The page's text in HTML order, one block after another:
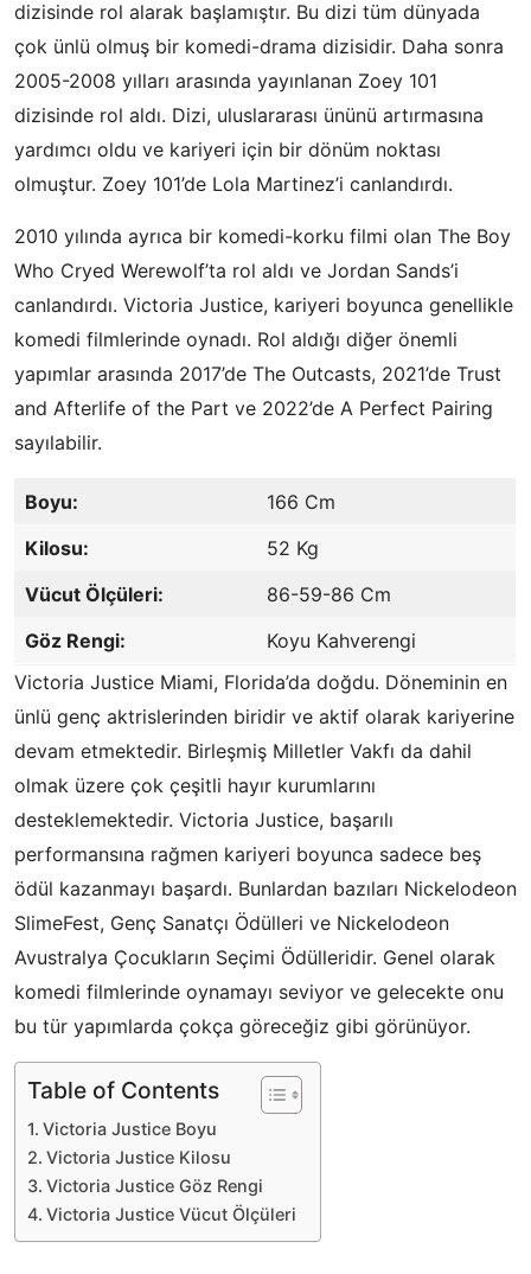
dizisinde rol alarak başlamıştır. Bu dizi tüm dünyada
çok ünlü olmuş bir komedi-drama dizisidir. Daha sonra
2005-2008 yılları arasında yayınlanan Zoey 101
dizisinde rol aldı. Dizi, uluslararası ününü artırmasına
yardımcı oldu ve kariyeri için bir dönüm noktası
olmuştur. Zoey 101’de Lola Martinez’i canlandırdı.
2010 yılında ayrıca bir komedi-korku filmi olan The Boy
Who Cryed Werewolf’ta rol aldı ve Jordan Sands’i
canlandırdı. Victoria Justice, kariyeri boyunca genellikle
komedi filmlerinde oynadı. Rol aldığı diğer önemli
yapımlar arasında 2017’de The Outcasts, 2021’de Trust
and Afterlife of the Part ve 2022’de A Perfect Pairing
sayılabilir.
Boyu:
166 Cm
Kilosu:
52 Kg
Vücut Ölçüleri:
86-59-86 Cm
Göz Rengi:
Koyu Kahverengi
Victoria Justice Miami, Florida’da doğdu. Döneminin en
ünlü genç aktrislerinden biridir ve aktif olarak kariyerine
devam etmektedir. Birleşmiş Milletler Vakfı da dahil
olmak üzere çok çeşitli hayır kurumlarını
desteklemektedir. Victoria Justice, başarılı
performansına rağmen kariyeri boyunca sadece beş
ödül kazanmayı başardı. Bunlardan bazıları Nickelodeon
SlimeFest, Genç Sanatçı Ödülleri ve Nickelodeon
Avustralya Çocukların Seçimi Ödülleridir. Genel olarak
komedi filmlerinde oynamayı seviyor ve gelecekte onu
bu tür yapımlarda çokça göreceğiz gibi görünüyor.
Table of Contents
Victoria Justice Boyu
Victoria Justice Kilosu
Victoria Justice Göz Rengi
Victoria Justice Vücut Ölçüleri